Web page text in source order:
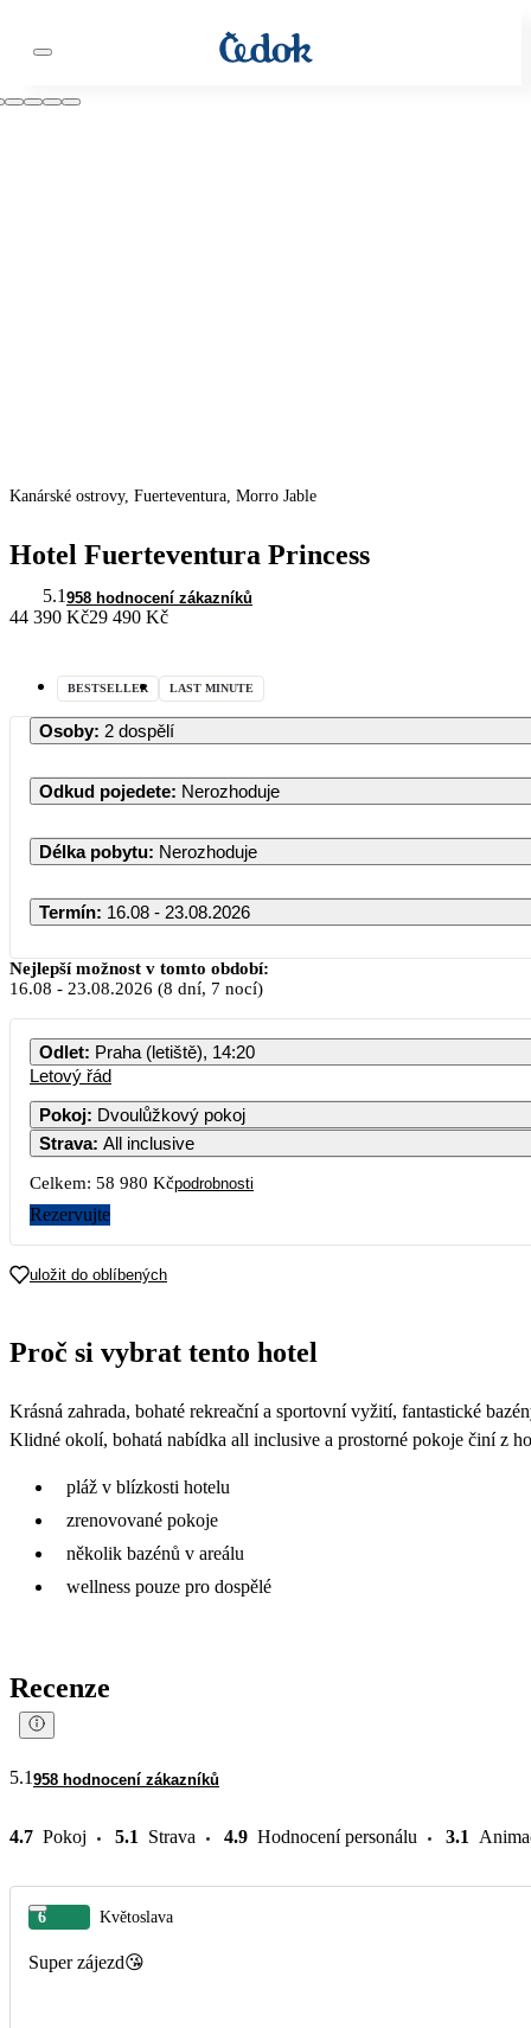
Kanárské ostrovy, Fuerteventura, Morro Jable
Hotel Fuerteventura Princess
5.1 958 hodnocení zákazníků
44 390 Kč29 490 Kč
BESTSELLER LAST MINUTE
Osoby: 2 dospělí
Odkud pojedete: Nerozhoduje
Délka pobytu: Nerozhoduje
Termín: 16.08 - 23.08.2026
PO ÚT
Nejlepší možnost v tomto období:
16.08 - 23.08.2026 (8 dní, 7 nocí)
Odlet: Praha (letiště), 14:20
Letový řád
Pokoj: Dvoulůžkový pokoj
Strava: All inclusive
Celkem: 58 980 Kčpodrobnosti
Rezervujte
uložit do oblíbených
Proč si vybrat tento hotel
Krásná zahrada, bohaté rekreační a sportovní vyžití, fantastické
Klidné okolí, bohatá nabídka all inclusive a prostorné pokoje činí z
pláž v blízkosti hotelu
zrenovované pokoje
několik bazénů v areálu
wellness pouze pro dospělé
Recenze
5.1 958 hodnocení zákazníků
4.7 Pokoj 5.1 Strava 4.9 Hodnocení personálu 3.1
6 Květoslava
Super zájezd😘